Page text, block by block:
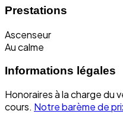
Prestations
Ascenseur
Au calme
Informations légales
Honoraires à la charge du
cours. Notre barème de